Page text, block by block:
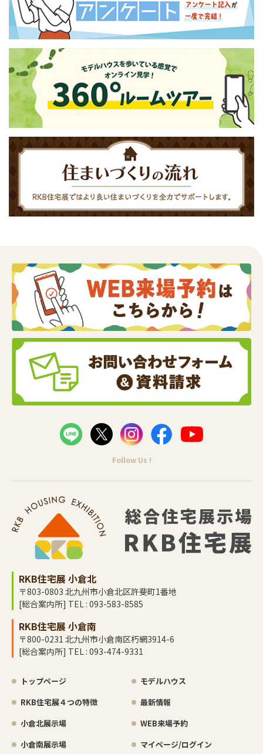
Follow Us !
RKB住宅展 小倉北
〒803-0803 北九州市小倉北区許斐町1番地
[総合案内所] TEL : 093-583-8585
RKB住宅展 小倉南
〒800-0231 北九州市小倉南区朽網3914-6
[総合案内所] TEL : 093-474-9331
トップページ
RKB住宅展４つの特徴
小倉北展示場
小倉南展示場
モデルハウス
最新情報
WEB来場予約
マイページ/ログイン